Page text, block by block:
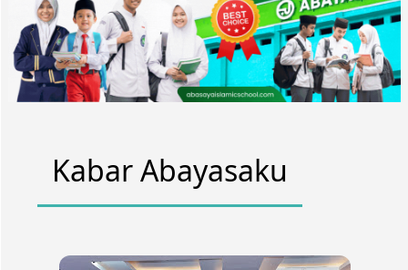
Kabar Abayasaku